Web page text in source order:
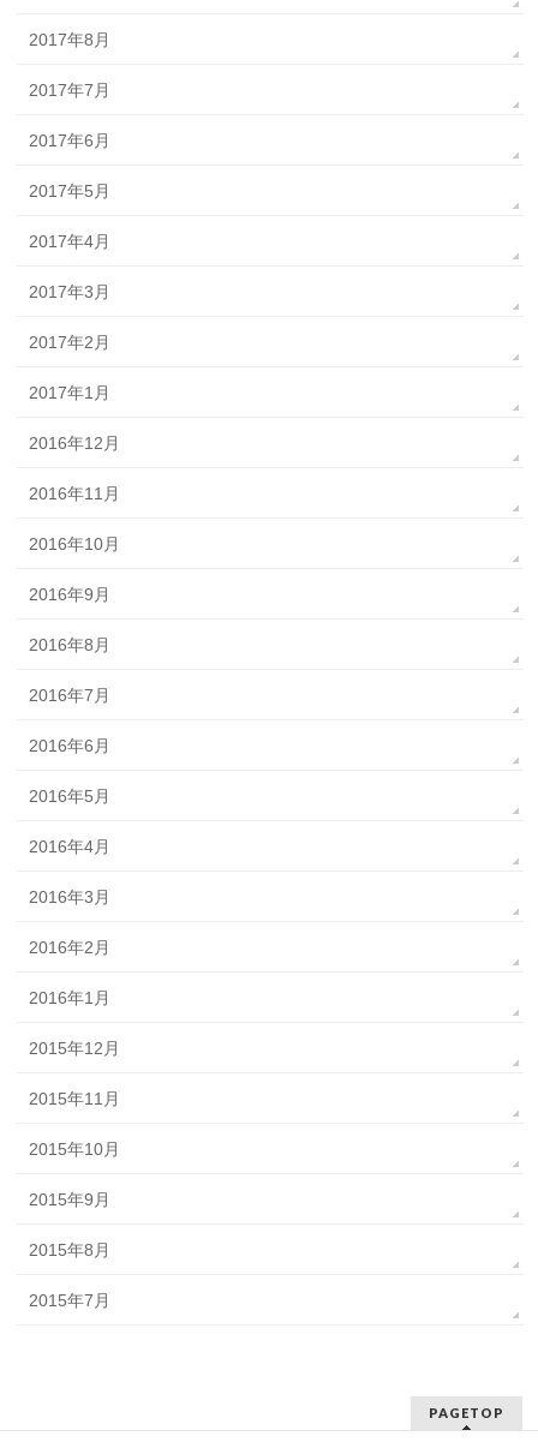
2017年8月
2017年7月
2017年6月
2017年5月
2017年4月
2017年3月
2017年2月
2017年1月
2016年12月
2016年11月
2016年10月
2016年9月
2016年8月
2016年7月
2016年6月
2016年5月
2016年4月
2016年3月
2016年2月
2016年1月
2015年12月
2015年11月
2015年10月
2015年9月
2015年8月
2015年7月
PAGETOP